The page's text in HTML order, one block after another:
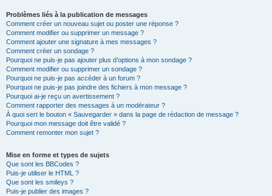
Problèmes liés à la publication de messages
Comment créer un nouveau sujet ou poster une réponse ?
Comment modifier ou supprimer un message ?
Comment ajouter une signature à mes messages ?
Comment créer un sondage ?
Pourquoi ne puis-je pas ajouter plus d’options à mon sondage ?
Comment modifier ou supprimer un sondage ?
Pourquoi ne puis-je pas accéder à un forum ?
Pourquoi ne puis-je pas joindre des fichiers à mon message ?
Pourquoi ai-je reçu un avertissement ?
Comment rapporter des messages à un modérateur ?
À quoi sert le bouton « Sauvegarder » dans la page de rédaction de message ?
Pourquoi mon message doit être validé ?
Comment remonter mon sujet ?
Mise en forme et types de sujets
Que sont les BBCodes ?
Puis-je utiliser le HTML ?
Que sont les smileys ?
Puis-je publier des images ?